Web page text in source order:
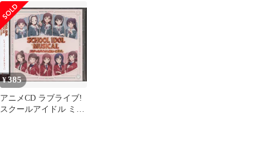
新品 9box
¥385
アニメCD ラブライブ!
スクールアイドル ミュ